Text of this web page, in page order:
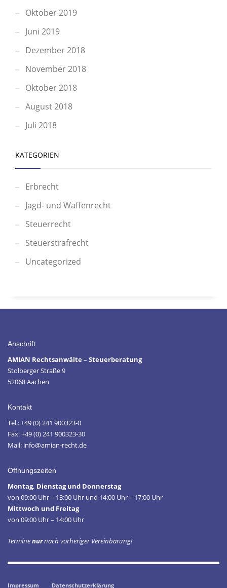
Oktober 2019
Juni 2019
Dezember 2018
November 2018
Oktober 2018
August 2018
Juli 2018
KATEGORIEN
Erbrecht
Jagd- und Waffenrecht
Steuerrecht
Steuerstrafrecht
Uncategorized
Anschrift
AMIAN Rechtsanwälte – Steuerberatung
Stolberger Straße 9
52068 Aachen
Kontakt
Tel.: +49 (0) 241 900323-0
Fax: +49 (0) 241 900323-30
Mail: info@amian-recht.de
Öffnungszeiten
Montag, Dienstag und Donnerstag
von 09:00 Uhr – 13:00 Uhr und 14:00 Uhr – 17:00 Uhr
Mittwoch und Freitag
von 09:00 Uhr – 14:00 Uhr
Terminenurnach vorheriger Vereinbarung!
Impressum Datenschutzerklärung